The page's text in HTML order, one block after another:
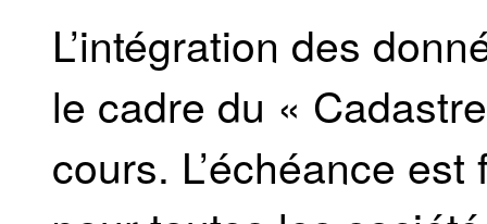
L’intégration des
le cadre du «
cours. L’échéance